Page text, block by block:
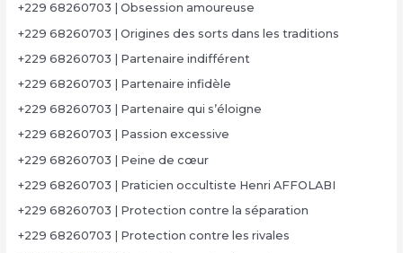
+229 68260703 | Obsession amoureuse
+229 68260703 | Origines des sorts dans les traditions
+229 68260703 | Partenaire indifférent
+229 68260703 | Partenaire infidèle
+229 68260703 | Partenaire qui s’éloigne
+229 68260703 | Passion excessive
+229 68260703 | Peine de cœur
+229 68260703 | Praticien occultiste Henri AFFOLABI
+229 68260703 | Protection contre la séparation
+229 68260703 | Protection contre les rivales